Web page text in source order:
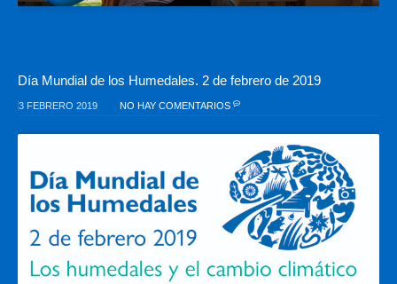
Día Mundial de los Humedales. 2 de febrero de 2019
3 FEBRERO 2019 NO HAY COMENTARIOS